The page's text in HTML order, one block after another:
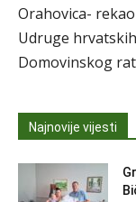
Orahovica-
Udruge
Domovinskog
Najnovije vijesti